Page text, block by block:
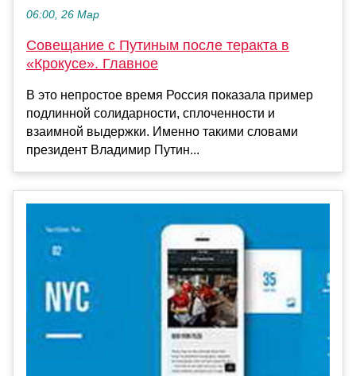
06:00, 26 Мар
Совещание с Путиным после теракта в
«Крокусе». Главное
В это непростое время Россия показала пример
подлинной солидарности, сплоченности и
взаимной выдержки. Именно такими словами
президент Владимир Путин...